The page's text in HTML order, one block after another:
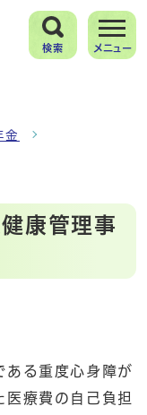
検索 メニュー
金
康管理事
ある重度心身障が
療費の自己負担